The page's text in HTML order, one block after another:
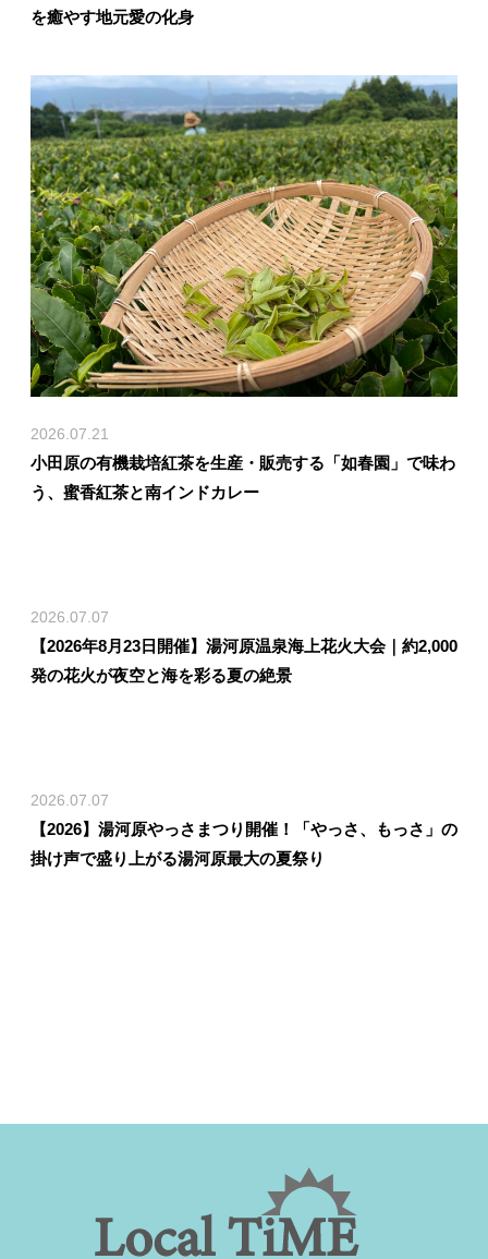
を癒やす地元愛の化身
2026.07.21
小田原の有機栽培紅茶を生産・販売する「如春園」で味わ
う、蜜香紅茶と南インドカレー
2026.07.07
【2026年8月23日開催】湯河原温泉海上花火大会｜約2,000
発の花火が夜空と海を彩る夏の絶景
2026.07.07
【2026】湯河原やっさまつり開催！「やっさ、もっさ」の
掛け声で盛り上がる湯河原最大の夏祭り